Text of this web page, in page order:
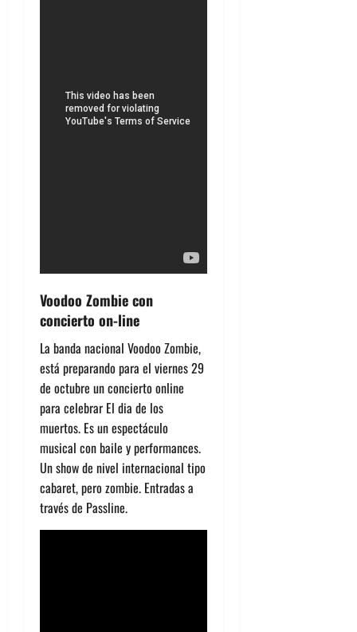
Voodoo Zombie con
concierto on-line
La banda nacional Voodoo Zombie,
está preparando para el viernes 29
de octubre un concierto online
para celebrar El dia de los
muertos. Es un espectáculo
musical con baile y performances.
Un show de nivel internacional tipo
cabaret, pero zombie. Entradas a
través de Passline.